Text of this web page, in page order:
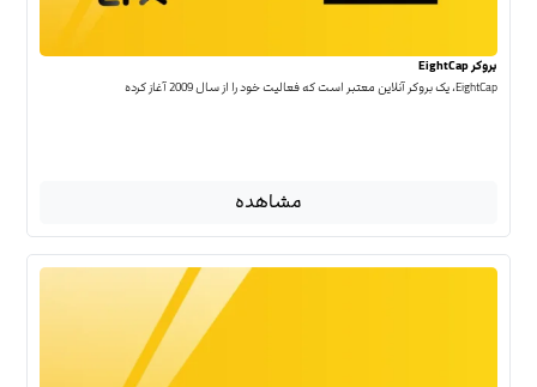
بروکر EightCap
EightCap، یک بروکر آنلاین معتبر است که فعالیت خود را از سال 2009 آغاز کرده
مشاهده